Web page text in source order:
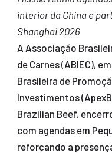
interior da China e
Shanghai 2026
A Associação
de Carnes (ABIEC),
Brasileira de
Investimentos
Brazilian Beef,
com agendas em
reforçando a